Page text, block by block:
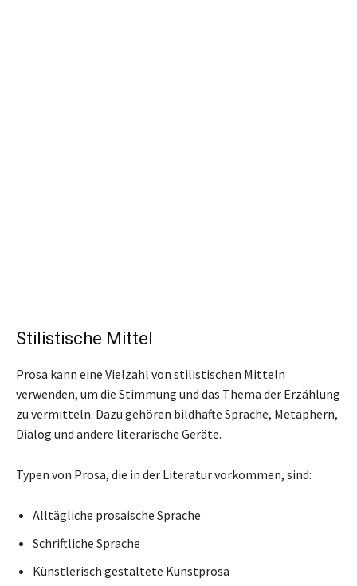
Stilistische Mittel
Prosa kann eine Vielzahl von stilistischen Mitteln
verwenden, um die Stimmung und das Thema der Erzählung
zu vermitteln. Dazu gehören bildhafte Sprache, Metaphern,
Dialog und andere literarische Geräte.
Typen von Prosa, die in der Literatur vorkommen, sind:
Alltägliche prosaische Sprache
Schriftliche Sprache
Künstlerisch gestaltete Kunstprosa